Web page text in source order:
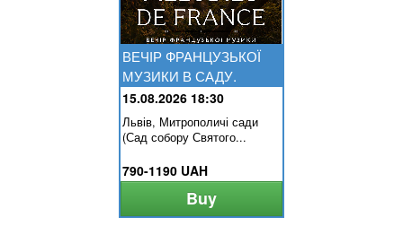
ВЕЧІР ФРАНЦУЗЬКОЇ
МУЗИКИ В САДУ.
MELODIES DE...
15.08.2026 18:30
Львів, Митрополичі сади
(Сад собору Святого...
790-1190 UAH
Buy